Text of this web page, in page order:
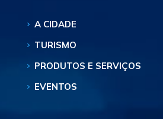
A CIDADE
TURISMO
PRODUTOS E SERVIÇOS
EVENTOS